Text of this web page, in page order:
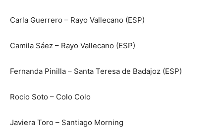
Carla Guerrero – Rayo Vallecano (ESP)
Camila Sáez – Rayo Vallecano (ESP)
Fernanda Pinilla – Santa Teresa de Badajoz (ESP)
Rocio Soto – Colo Colo
Javiera Toro – Santiago Morning